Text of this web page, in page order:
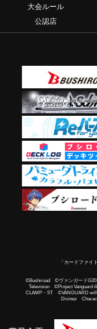
大会ルール
公認店
「カードファイ
©Bushiroad ©ヴァンガード
Television ©Project Vanguard
CLAMP・ST ©VANGUARD
Divinez